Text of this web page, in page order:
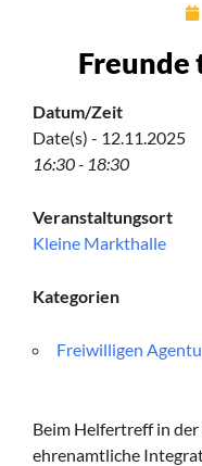
Freunde
Datum/Zeit
Date(s) - 12.11.2025
16:30 - 18:30
Veranstaltungsort
Kleine Markthalle
Kategorien
Freiwilligen
Beim Helfertreff in
ehrenamtliche